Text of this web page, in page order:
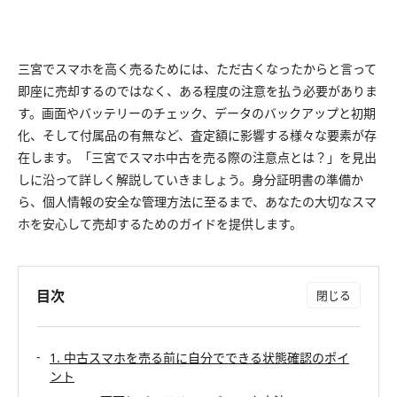
三宮でスマホを高く売るためには、ただ古くなったからと言って
即座に売却するのではなく、ある程度の注意を払う必要がありま
す。画面やバッテリーのチェック、データのバックアップと初期
化、そして付属品の有無など、査定額に影響する様々な要素が存
在します。「三宮でスマホ中古を売る際の注意点とは？」を見出
しに沿って詳しく解説していきましょう。身分証明書の準備か
ら、個人情報の安全な管理方法に至るまで、あなたの大切なスマ
ホを安心して売却するためのガイドを提供します。
目次
1. 中古スマホを売る前に自分でできる状態確認のポイ
ント